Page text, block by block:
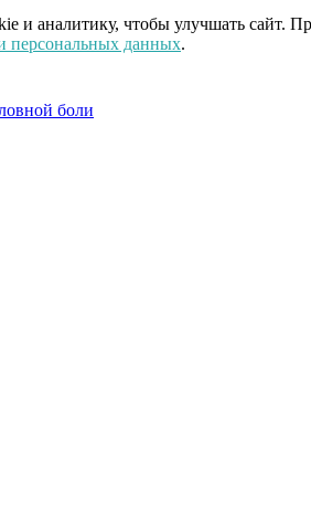
и аналитику, чтобы улучшать сайт.
персональных данных.
боли